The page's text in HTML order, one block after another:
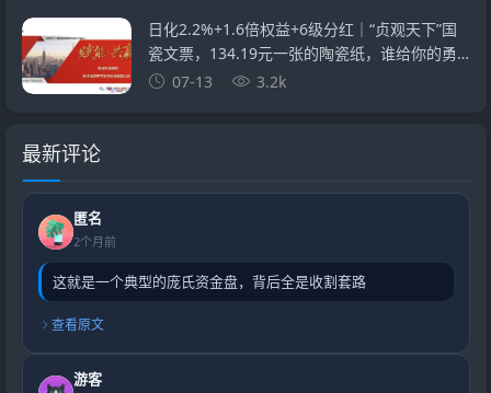
日化2.2%+1.6倍权益+6级分红｜“贞观天下”国
瓷文票，134.19元一张的陶瓷纸，谁给你的勇
气？07-13 3.2k
最新评论
匿名
2个月前
这就是一个典型的庞氏资金盘，背后全是收割套路
查看原文
游客